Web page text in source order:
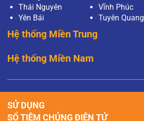
Thái Nguyên
Vĩnh Phúc
Yên Bái
Tuyên Quang
Hệ thống Miền Trung
Hệ thống Miền Nam
SỬ DỤNG
SỔ TIÊM CHỦNG ĐIỆN TỬ